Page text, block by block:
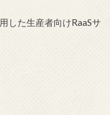
した生産者向けRaaSサ